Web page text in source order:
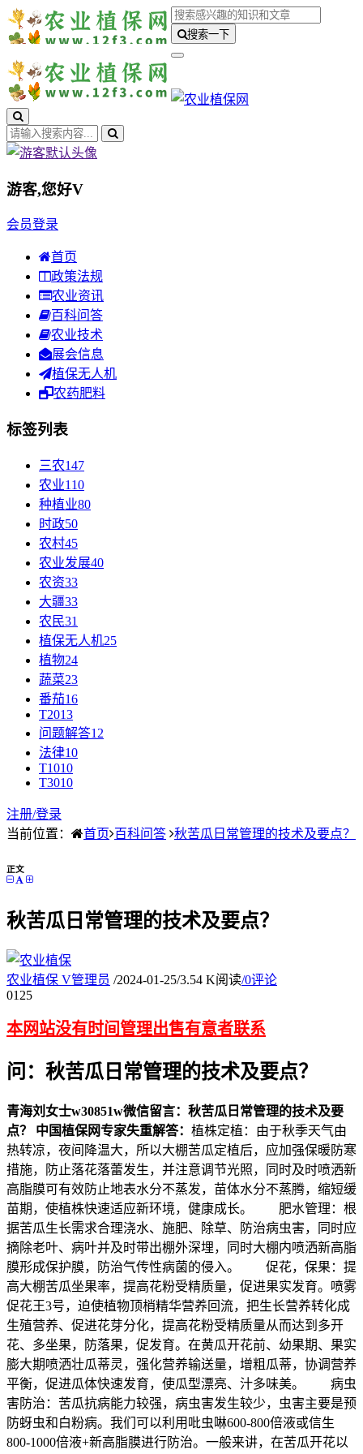
搜索一下
游客,您好V
会员登录
首页
政策法规
农业资讯
百科问答
农业技术
展会信息
植保无人机
农药肥料
标签列表
三农147
农业110
种植业80
时政50
农村45
农业发展40
农资33
大疆33
农民31
植保无人机25
植物24
蔬菜23
番茄16
T2013
问题解答12
法律10
T1010
T3010
注册/登录
当前位置：
首页 百科问答 秋苦瓜日常管理的技术及要点？
正文
秋苦瓜日常管理的技术及要点？
农业植保 V管理员 /2024-01-25/3.54 K阅读/0评论
01 25
本网站没有时间管理出售有意者联系
问：秋苦瓜日常管理的技术及要点？
青海刘女士w30851w微信留言： 秋苦瓜日常管理的技术及要
点？
中国植保网专家失重解答： 植株定植：由于秋季天气由
热转凉，夜间降温大，所以大棚苦瓜定植后，应加强保暖防寒
措施，防止落花落蕾发生，并注意调节光照，同时及时喷洒新
高脂膜可有效防止地表水分不蒸发，苗体水分不蒸腾，缩短缓
苗期，使植株快速适应新环境，健康成长。 肥水管理：根
据苦瓜生长需求合理浇水、施肥、除草、防治病虫害，同时应
摘除老叶、病叶并及时带出棚外深埋，同时大棚内喷洒新高脂
膜形成保护膜，防治气传性病菌的侵入。 促花，保果：提
高大棚苦瓜坐果率，提高花粉受精质量，促进果实发育。喷雾
促花王3号，迫使植物顶梢精华营养回流，把生长营养转化成
生殖营养、促进花芽分化，提高花粉受精质量从而达到多开
花、多坐果，防落果，促发育。在黄瓜开花前、幼果期、果实
膨大期喷洒壮瓜蒂灵，强化营养输送量，增粗瓜蒂，协调营养
平衡，促进瓜体快速发育，使瓜型漂亮、汁多味美。 病虫
害防治：苦瓜抗病能力较强，病虫害发生较少，虫害主要是预
防蚜虫和白粉病。我们可以利用吡虫啉600-800倍液或信生
800-1000倍液+新高脂膜进行防治。一般来讲，在苦瓜开花以